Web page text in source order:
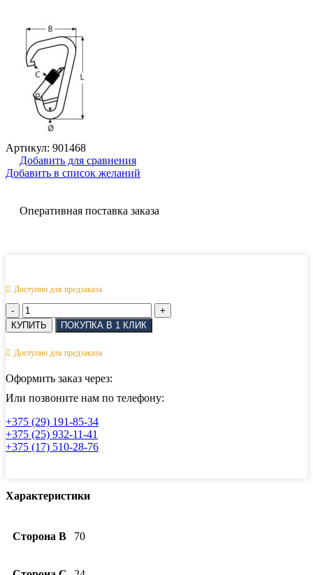
Артикул: 901468
Добавить для сравнения
Добавить в список желаний
Оперативная поставка заказа
Доступно для предзаказа
Количество
товара
Карабин
резьбовой
втулкой
и
АРТ
8954
11
КУПИТЬ ПОКУПКА В 1 КЛИК
Доступно для предзаказа
Оформить заказ через:
Или позвоните нам по телефону:
+375 (29) 191-85-34
+375 (25) 932-11-41
+375 (17) 510-28-76
Характеристики
Сторона B 70